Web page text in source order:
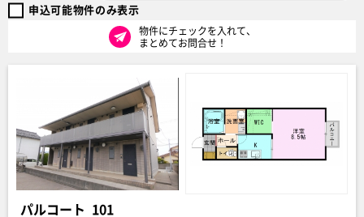
申込可能物件のみ表示
物件にチェックを入れて、
まとめてお問合せ！
パルコート 101